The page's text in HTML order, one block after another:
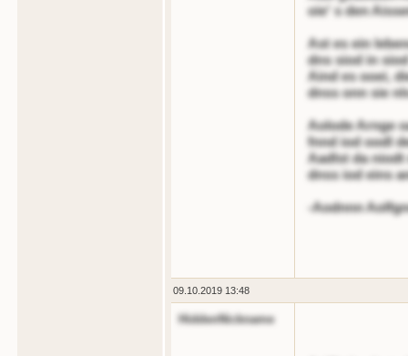
oie' s den
Ast es ein
dns siod in
Aind es ooei,
dnss onn sie
Aolode Arnge
fnnd iod oodl
Aadlst da niodt
dnss iod eins
-Aodnnn
09.10.2019 13:48
HiddenNickname